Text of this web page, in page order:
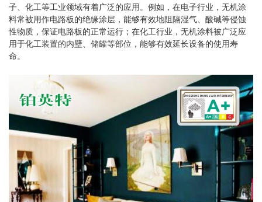
子、化工等工业领域有着广泛的应用。例如，在电子行业，无机涂
料常被用作电路板的绝缘涂层，能够有效地阻隔湿气、酸碱等侵蚀
性物质，保证电路板的正常运行；在化工行业，无机涂料被广泛应
用于化工装置的内壁、储罐等部位，能够有效延长设备的使用寿
命。